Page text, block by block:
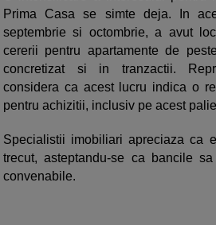
Prima Casa se simte deja. In
septembrie si octombrie, a avut
cererii pentru apartamente de
concretizat si in tranzactii.
considera ca acest lucru indica o
pentru achizitii, inclusiv pe acest
Specialistii imobiliari apreciaza ca
trecut, asteptandu-se ca bancile
convenabile.